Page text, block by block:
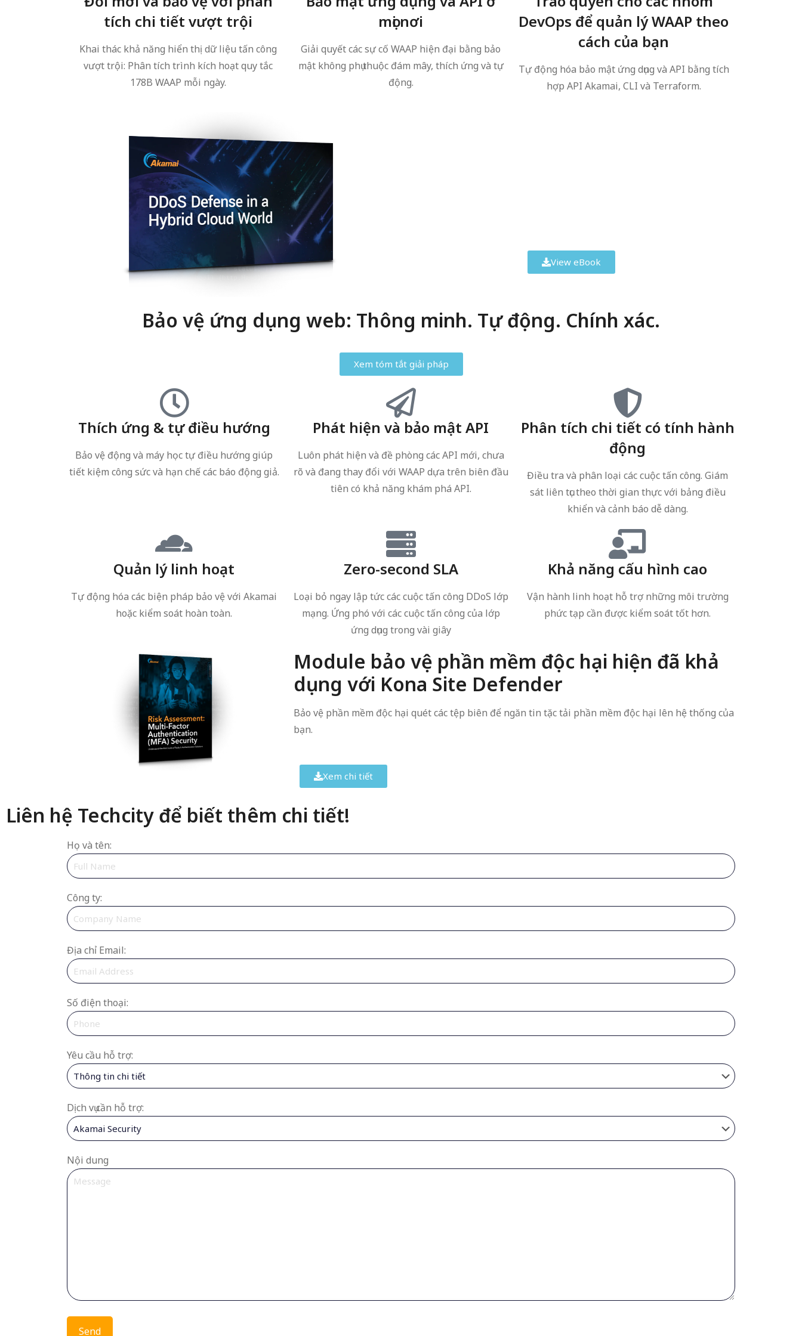
tích chi tiết vượt trội
Khai thác khả năng hiển thị dữ liệu tấn công
vượt trội: Phân tích trình kích hoạt quy tắc
178B WAAP mỗi ngày.
mọi nơi
Giải quyết các sự cố WAAP hiện đại bằng bảo
mật không phụ thuộc đám mây, thích ứng và tự
động.
DevOps để quản lý WAAP theo
cách của bạn
Tự động hóa bảo mật ứng dụng và API bằng tích
hợp API Akamai, CLI và Terraform.
View eBook
Bảo vệ ứng dụng web: Thông minh. Tự động. Chính xác.
Xem tóm tắt giải pháp
Thích ứng & tự điều hướng
Bảo vệ động và máy học tự điều hướng giúp
tiết kiệm công sức và hạn chế các báo động giả.
Phát hiện và bảo mật API
Luôn phát hiện và đề phòng các API mới, chưa
rõ và đang thay đổi với WAAP dựa trên biên đầu
tiên có khả năng khám phá API.
Phân tích chi tiết có tính hành
động
Điều tra và phân loại các cuộc tấn công. Giám
sát liên tục theo thời gian thực với bảng điều
khiển và cảnh báo dễ dàng.
Quản lý linh hoạt
Tự động hóa các biện pháp bảo vệ với Akamai
hoặc kiểm soát hoàn toàn.
Zero-second SLA
Loại bỏ ngay lập tức các cuộc tấn công DDoS lớp
mạng. Ứng phó với các cuộc tấn công của lớp
ứng dụng trong vài giây
Khả năng cấu hình cao
Vận hành linh hoạt hỗ trợ những môi trường
phức tạp cần được kiểm soát tốt hơn.
Module bảo vệ phần mềm độc hại hiện đã khả
dụng với Kona Site Defender
Bảo vệ phần mềm độc hại quét các tệp biên để ngăn tin tặc tải phần mềm độc hại lên hệ thống của
bạn.
Xem chi tiết
Liên hệ Techcity để biết thêm chi tiết!
Họ và tên:
Công ty:
Địa chỉ Email:
Số điện thoại:
Yêu cầu hỗ trợ:
Dịch vụ cần hỗ trợ:
Nội dung